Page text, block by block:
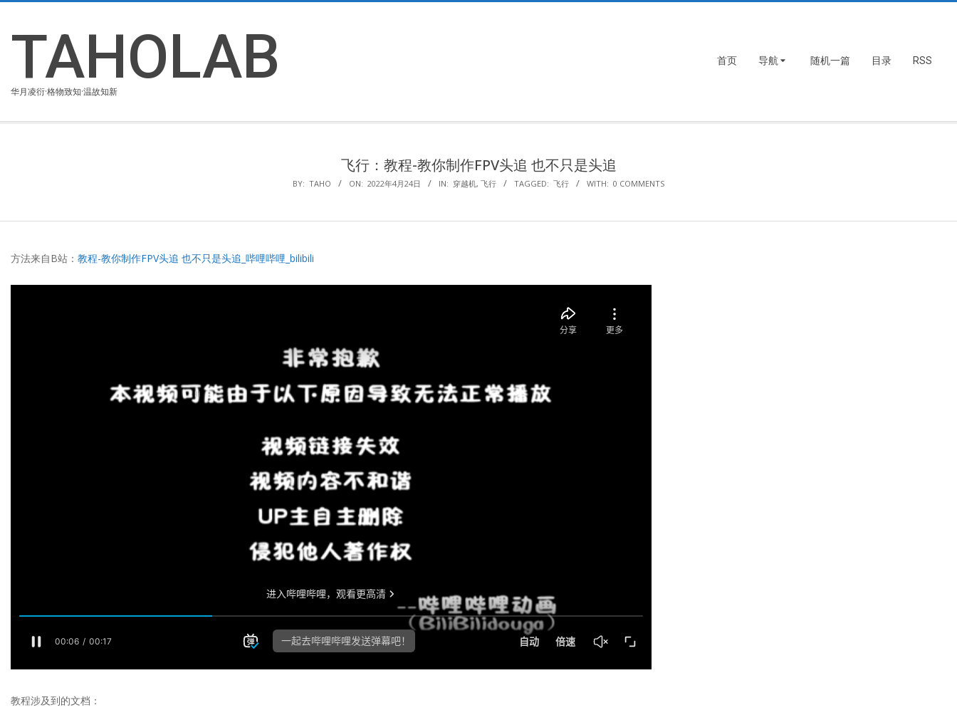
content
TAHOLAB
华月凌衍·格物致知·温故知新
首页 导航 随机一篇 目录 RSS
飞行：教程-教你制作FPV头追 也不只是头追
BY: TAHO ON: 2022年4月24日 IN: 穿越机, 飞行 TAGGED: 飞行 WITH: 0 COMMENTS
方法来自B站： 教程-教你制作FPV头追 也不只是头追_哔哩哔哩_bilibili
教程涉及到的文档：